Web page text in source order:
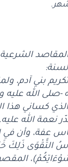
شهر.
بني آدم،
-صلى الله
كساني هذا
نعمة الله عليه.
عفة، وأن في
التَّقْوَى ذَلِكَ